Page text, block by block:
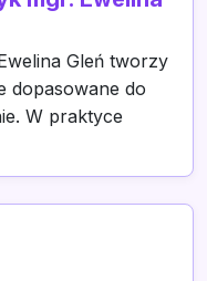
Gleń tworzy
dopasowane do
W praktyce